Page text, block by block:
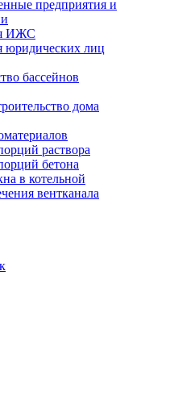
предприятия и
ИЖС
лиц
бассейнов
дома
раствора
бетона
в котельной
вентканала